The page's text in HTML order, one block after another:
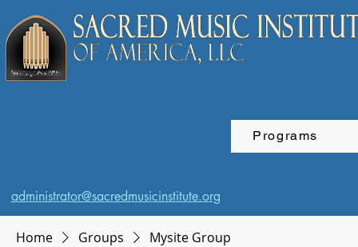
Programs
administrator@sacredmusicinstitute.org
Home Groups Mysite Group